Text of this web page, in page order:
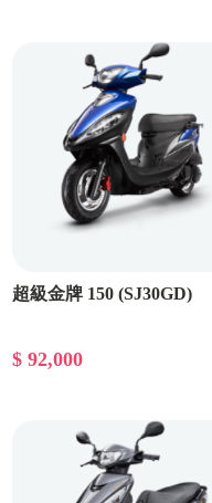
超級金牌 150 (SJ30GD)
$ 92,000